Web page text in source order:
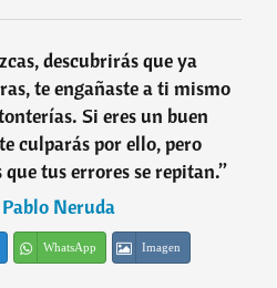
descubrirás que ya
te engañaste a ti mismo
Si eres un buen
culparás por ello, pero
tus errores se repitan.”
Pablo Neruda
WhatsApp Imagen